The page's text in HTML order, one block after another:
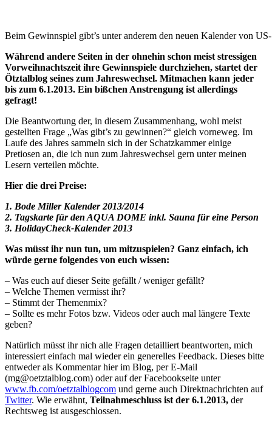
Beim Gewinnspiel gibt’s unter anderem den neuen Kalender von
Während andere Seiten in der ohnehin schon meist stressigen
Vorweihnachtszeit ihre Gewinnspiele durchziehen, startet der
Ötztalblog seines zum Jahreswechsel. Mitmachen kann jeder
bis zum 6.1.2013. Ein bißchen Anstrengung ist allerdings
gefragt!
Die Beantwortung der, in diesem Zusammenhang, wohl meist
gestellten Frage „Was gibt’s zu gewinnen?“ gleich vorneweg. Im
Laufe des Jahres sammeln sich in der Schatzkammer einige
Pretiosen an, die ich nun zum Jahreswechsel gern unter meinen
Lesern verteilen möchte.
Hier die drei Preise:
1. Bode Miller Kalender 2013/2014
2. Tagskarte für den AQUA DOME inkl. Sauna für eine Person
3. HolidayCheck-Kalender 2013
Was müsst ihr nun tun, um mitzuspielen? Ganz einfach, ich
würde gerne folgendes von euch wissen:
– Was euch auf dieser Seite gefällt / weniger gefällt?
– Welche Themen vermisst ihr?
– Stimmt der Themenmix?
– Sollte es mehr Fotos bzw. Videos oder auch mal längere Texte
geben?
Natürlich müsst ihr nich alle Fragen detailliert beantworten, mich
interessiert einfach mal wieder ein generelles Feedback. Dieses bitte
entweder als Kommentar hier im Blog, per E-Mail
(mg@oetztalblog.com) oder auf der Facebookseite unter
www.fb.com/oetztalblogcom und gerne auch Direktnachrichten auf
Twitter. Wie erwähnt, Teilnahmeschluss ist der 6.1.2013, der
Rechtsweg ist ausgeschlossen.